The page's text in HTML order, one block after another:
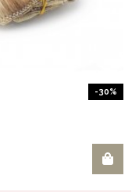
-30%